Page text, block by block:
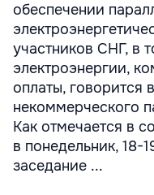
обеспечении
участников СНГ, в
электроэнергии,
оплаты,
некоммерческого
Как отмечается в
в понедельник, 18-
заседание ...